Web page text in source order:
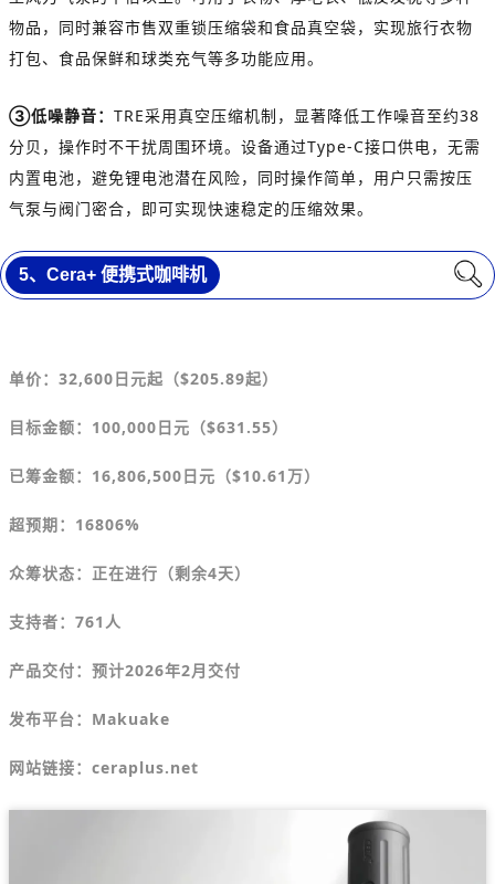
物品，同时兼容市售双重锁压缩袋和食品真空袋，实现旅行衣物
打包、食品保鲜和球类充气等多功能应用。
③低噪静音： TRE采用真空压缩机制，显著降低工作噪音至约38
分贝，操作时不干扰周围环境。设备通过Type-C接口供电，无需
内置电池，避免锂电池潜在风险，同时操作简单，用户只需按压
气泵与阀门密合，即可实现快速稳定的压缩效果。
5、 Cera+ 便携式咖啡机
单价： 32,600日元起（$205.89起）
目标金额： 100,000日元（$631.55）
已筹金额：16,806,500日元（$10.61万）
超预期：16806%
众筹状态：正在进行（剩余4天）
支持者：761人
产品交付：预计2026年2月交付
发布平台：Makuake
网站链接：ceraplus.net